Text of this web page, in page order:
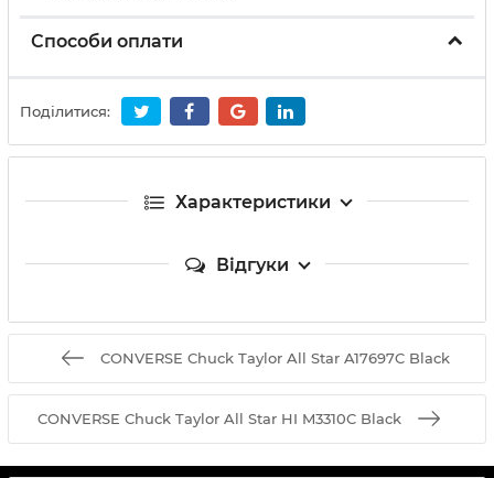
Способи оплати
Поділитися:
Характеристики
Відгуки
CONVERSE Chuck Taylor All Star A17697C Black
CONVERSE Chuck Taylor All Star HI M3310C Black